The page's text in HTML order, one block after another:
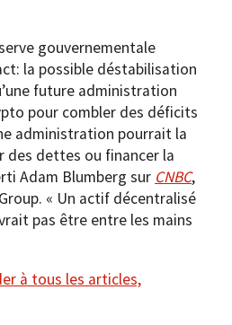
gouvernementale
la possible déstabilisation
future administration
pour combler des déficits
administration pourrait la
des dettes ou financer la
Adam Blumberg sur CNBC,
« Un actif décentralisé
pas être entre les mains
à tous les articles,